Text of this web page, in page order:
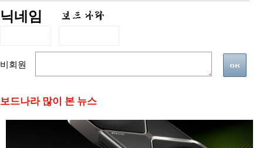
닉네임
비회원
보드나라 많이 본 뉴스